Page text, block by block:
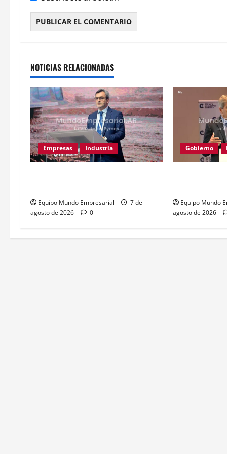
s
NOTICIAS RELACIONADAS
Empresas Industria
Equipo Mundo Empresarial
7 de
agosto de 2026
0
Gobierno
Equipo Mundo
agosto de 2026